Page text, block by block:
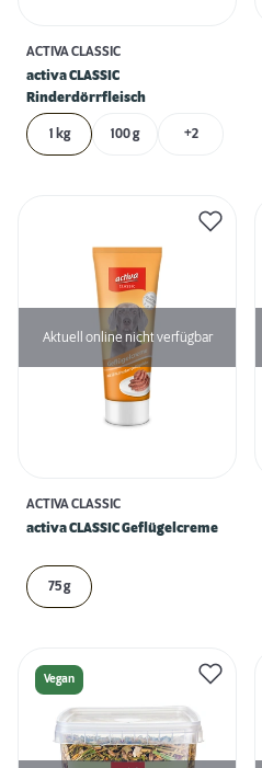
ACTIVA CLASSIC
activa CLASSIC
Rinderdörrfleisch
1 kg 100 g +2
Aktuell online nicht verfügbar
ACTIVA CLASSIC
activa CLASSIC Geflügelcreme
75 g
Vegan